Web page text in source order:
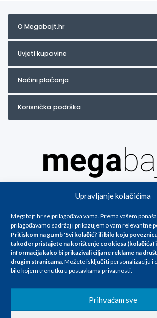
Upravljanje kolačićima
Megabajt.hr se prilagođava vama. Prema vašem
prilagođavamo sadržaj i prikazujemo vam relevantne
Pritiskom na gumb 'Svi kolačići' ili bilo koju
također pristajete na korištenje cookiesa (kolačića)
informacija kako bi prikazivali ciljane reklame na
drugim stranicama.Možete isključiti personalizaciju i
bilo kojem trenutku u postavkama privatnosti.
Prihvaćam sve
O Megabajt.hr
Uvjeti kupovine
Načini plaćanja
Korisnička podrška
Za artikle kojih trenutno nema u ponudi obratite
info@megabajt.hr. Sve cijene su informativnog
promjenama, a
iskazane su za avansno plaćanje(gotovina) u
cijene su iskazane isključivo za kupovinu putem
se razlikovati od cijena u našim poslovnicama.
i točniji opis i sliku. Unatoč tome, ne možemo
navedeni podaci
i slike u potpunosti točni. Ne odgovaramo za
cijena.